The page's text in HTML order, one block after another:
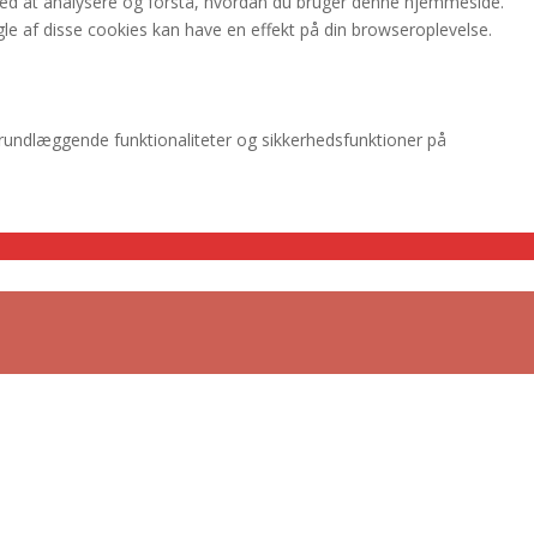
af disse cookies kan have en effekt på din browseroplevelse.
funktionaliteter og sikkerhedsfunktioner på